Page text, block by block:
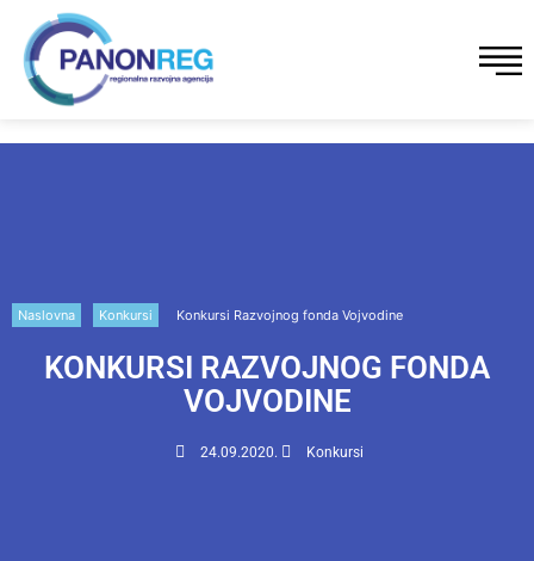
Naslovna Konkursi Konkursi Razvojnog fonda Vojvodine
KONKURSI RAZVOJNOG FONDA
VOJVODINE
24.09.2020. Konkursi